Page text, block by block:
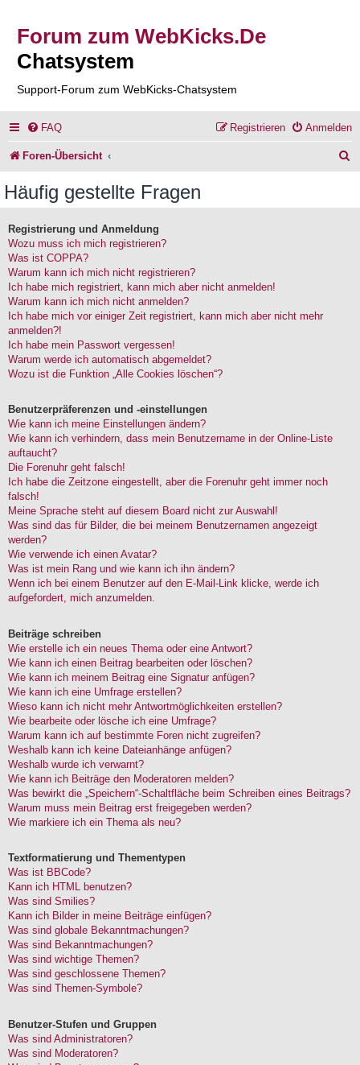
Forum zum WebKicks.De
Chatsystem
Support-Forum zum WebKicks-Chatsystem
FAQ Anmelden
Registrieren
Foren-Übersicht
Häufig gestellte Fragen
Registrierung und Anmeldung
Wozu muss ich mich registrieren?
Was ist COPPA?
Warum kann ich mich nicht registrieren?
Ich habe mich registriert, kann mich aber nicht anmelden!
Warum kann ich mich nicht anmelden?
Ich habe mich vor einiger Zeit registriert, kann mich aber nicht mehr
anmelden?!
Ich habe mein Passwort vergessen!
Warum werde ich automatisch abgemeldet?
Wozu ist die Funktion „Alle Cookies löschen“?
Benutzerpräferenzen und -einstellungen
Wie kann ich meine Einstellungen ändern?
Wie kann ich verhindern, dass mein Benutzername in der Online-Liste
auftaucht?
Die Forenuhr geht falsch!
Ich habe die Zeitzone eingestellt, aber die Forenuhr geht immer noch
falsch!
Meine Sprache steht auf diesem Board nicht zur Auswahl!
Was sind das für Bilder, die bei meinem Benutzernamen angezeigt
werden?
Wie verwende ich einen Avatar?
Was ist mein Rang und wie kann ich ihn ändern?
Wenn ich bei einem Benutzer auf den E-Mail-Link klicke, werde ich
aufgefordert, mich anzumelden.
Beiträge schreiben
Wie erstelle ich ein neues Thema oder eine Antwort?
Wie kann ich einen Beitrag bearbeiten oder löschen?
Wie kann ich meinem Beitrag eine Signatur anfügen?
Wie kann ich eine Umfrage erstellen?
Wieso kann ich nicht mehr Antwortmöglichkeiten erstellen?
Wie bearbeite oder lösche ich eine Umfrage?
Warum kann ich auf bestimmte Foren nicht zugreifen?
Weshalb kann ich keine Dateianhänge anfügen?
Weshalb wurde ich verwarnt?
Wie kann ich Beiträge den Moderatoren melden?
Was bewirkt die „Speichern“-Schaltfläche beim Schreiben eines Beitrags?
Warum muss mein Beitrag erst freigegeben werden?
Wie markiere ich ein Thema als neu?
Textformatierung und Thementypen
Was ist BBCode?
Kann ich HTML benutzen?
Was sind Smilies?
Kann ich Bilder in meine Beiträge einfügen?
Was sind globale Bekanntmachungen?
Was sind Bekanntmachungen?
Was sind wichtige Themen?
Was sind geschlossene Themen?
Was sind Themen-Symbole?
Benutzer-Stufen und Gruppen
Was sind Administratoren?
Was sind Moderatoren?